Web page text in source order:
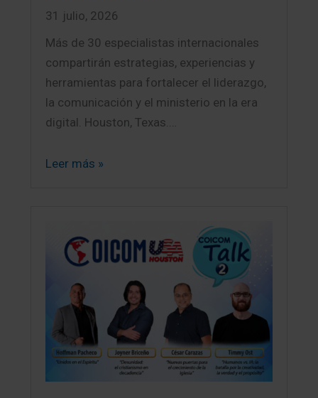
31 julio, 2026
Más de 30 especialistas internacionales
compartirán estrategias, experiencias y
herramientas para fortalecer el liderazgo,
la comunicación y el ministerio en la era
digital. Houston, Texas.…
Leer más »